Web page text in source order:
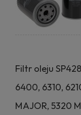
Filtr oleju
6400, 6310,
MAJOR, 5320